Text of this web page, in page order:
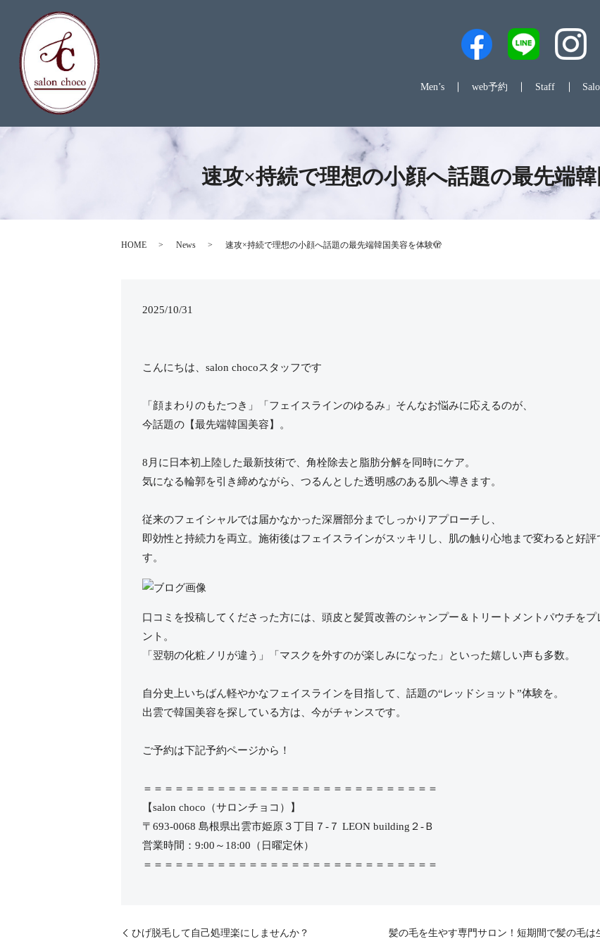
Men’s web予約 Staff
速攻×持続で理想の小顔へ話題の最先端
HOME News 速攻×持続で理想の小顔へ話題の最先端韓国美容を体験🫣
2025/10/31
こんにちは、salon chocoスタッフです
「顔まわりのもたつき」「フェイスラインのゆるみ」そんなお悩みに応えるのが、
今話題の【最先端韓国美容】。
8月に日本初上陸した最新技術で、角栓除去と脂肪分解を同時にケア。
気になる輪郭を引き締めながら、つるんとした透明感のある肌へ導きます。
従来のフェイシャルでは届かなかった深層部分までしっかりアプローチし、
即効性と持続力を両立。施術後はフェイスラインがスッキリし、肌の触り心地まで変わると好評
す。
口コミを投稿してくださった方には、頭皮と髪質改善のシャンプー＆トリートメントパウチをプ
ント。
「翌朝の化粧ノリが違う」「マスクを外すのが楽しみになった」といった嬉しい声も多数。
自分史上いちばん軽やかなフェイスラインを目指して、話題の“レッドショット”体験を。
出雲で韓国美容を探している方は、今がチャンスです。
ご予約は下記予約ページから！
＝＝＝＝＝＝＝＝＝＝＝＝＝＝＝＝＝＝＝＝＝＝＝＝＝＝＝＝
【salon choco（サロンチョコ）】
〒693-0068 島根県出雲市姫原３丁目７-７ LEON building２-Ｂ
営業時間：9:00～18:00（日曜定休）
＝＝＝＝＝＝＝＝＝＝＝＝＝＝＝＝＝＝＝＝＝＝＝＝＝＝＝＝
ひげ脱毛して自己処理楽にしませんか？ 髪の毛を生やす専門サロン！短期間で髪の毛は